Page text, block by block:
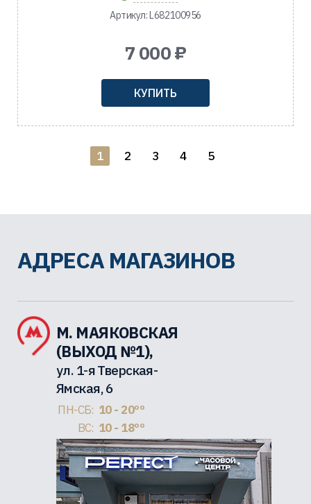
Артикул: L682100956
7 000 ₽
КУПИТЬ
1 2 3 4 5
АДРЕСА МАГАЗИНОВ
М. МАЯКОВСКАЯ
(ВЫХОД №1),
ул. 1-я Тверская-
Ямская, 6
ПН-СБ: 10 - 20ºº
ВС: 10 - 18ºº